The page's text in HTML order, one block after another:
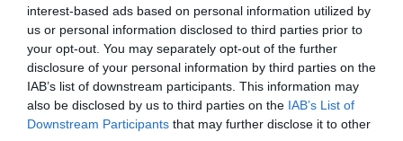
interest-based ads based on personal information utilized by
us or personal information disclosed to third parties prior to
your opt-out. You may separately opt-out of the further
disclosure of your personal information by third parties on the
IAB’s list of downstream participants. This information may
also be disclosed by us to third parties on the IAB’s List of
Downstream Participants that may further disclose it to other